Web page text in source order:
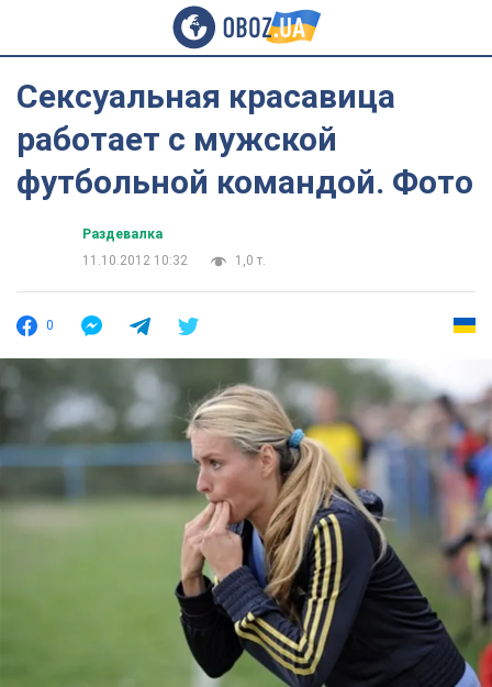
Сексуальная красавица
работает с мужской
футбольной командой. Фото
Раздевалка
11.10.2012 10:32
1,0 т.
0